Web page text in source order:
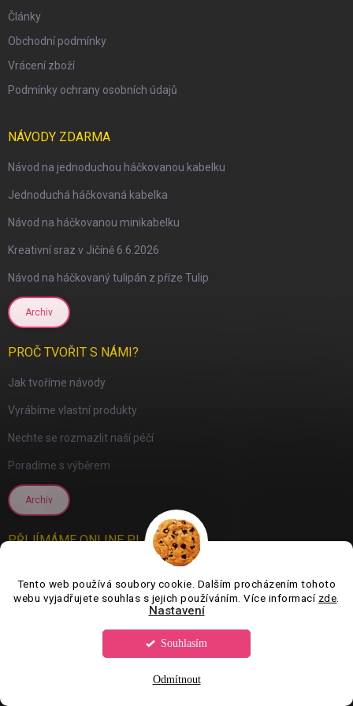
Tento web používá soubory cookie. Dalším procházením tohoto
webu vyjadřujete souhlas s jejich používáním. Více informací zde
Nastavení
Odmítnout
Souhlasím
Články
Obchodní podmínky
Vrácení zboží
Podmínky ochrany osobních údajů
NÁVODY ZDARMA
Návod na jednoduchou háčkovanou kabelku
Jednoduchá háčkovaná kabelka
Návod na háčkovanou minikabelku
Kreativní sraz v Jičíně 6.6.2026
Návod na háčkovaný tulipán z příze Tulip
Archiv
PROČ TVOŘIT S NÁMI?
Jak tvoříme návody
Vyrábíme vlastní produkty
Nechte se rozmazlit naší péčí
Poradíme s výběrem
Archiv
PŘIJÍMÁME ONLINE PLATBY